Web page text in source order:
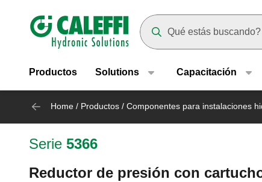
Header main navigation
Productos Solutions Capacitación
Home / Productos / Componentes para instalaciones
Serie 5366
Reductor de presión con